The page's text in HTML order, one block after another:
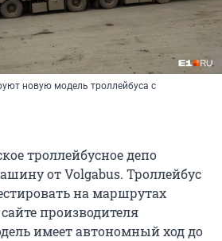
новую модель троллейбуса с
троллейбусное депо
от Volgabus. Троллейбус
на маршрутах
производителя
имеет автономный ход до